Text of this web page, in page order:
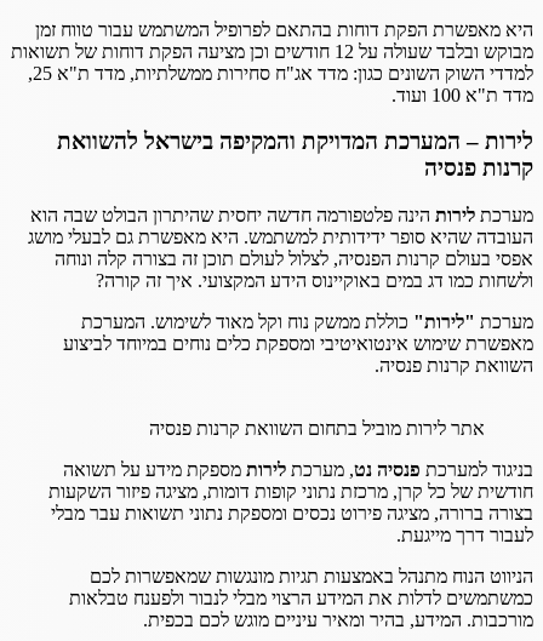
היא מאפשרת הפקת דוחות בהתאם לפרופיל המשתמש עבור טווח זמן
מבוקש ובלבד שעולה על 12 חודשים וכן מציעה הפקת דוחות של תשואות
למדדי השוק השונים כגון: מדד אג"ח סחירות ממשלתיות, מדד ת"א 25,
מדד ת"א 100 ועוד.
לירות – המערכת המדויקת והמקיפה בישראל להשוואת
קרנות פנסיה
מערכת לירות הינה פלטפורמה חדשה יחסית שהיתרון הבולט שבה הוא
העובדה שהיא סופר ידידותית למשתמש. היא מאפשרת גם לבעלי מושג
אפסי בעולם קרנות הפנסיה, לצלול לעולם תוכן זה בצורה קלה ונוחה
ולשחות כמו דג במים באוקיינוס הידע המקצועי. איך זה קורה?
מערכת "לירות" כוללת ממשק נוח וקל מאוד לשימוש. המערכת
מאפשרת שימוש אינטואיטיבי ומספקת כלים נוחים במיוחד לביצוע
השוואת קרנות פנסיה.
אתר לירות מוביל בתחום השוואת קרנות פנסיה
בניגוד למערכת פנסיה נט, מערכת לירות מספקת מידע על תשואה
חודשית של כל קרן, מרכזת נתוני קופות דומות, מציגה פיזור השקעות
בצורה ברורה, מציגה פירוט נכסים ומספקת נתוני תשואות עבר מבלי
לעבור דרך מייגעת.
הניווט הנוח מתנהל באמצעות תגיות מונגשות שמאפשרות לכם
כמשתמשים לדלות את המידע הרצוי מבלי לנבור ולפענח טבלאות
מורכבות. המידע, בהיר ומאיר עיניים מוגש לכם בכפית.